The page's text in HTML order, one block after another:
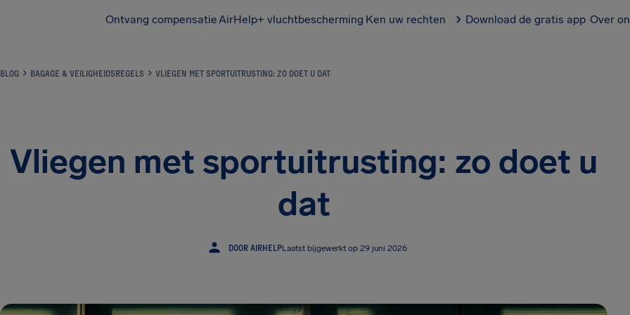
Ontvang compensatieAirHelp+ vluchtbescherming Ken uw rechten Download de gratis app Over
BLOG BAGAGE & VEILIGHEIDSREGELS VLIEGEN MET SPORTUITRUSTING: ZO DOET U DAT
Vliegen met sportuitrusting: zo doet u
dat
DOOR AIRHELPLaatst bijgewerkt op 29 juni 2026